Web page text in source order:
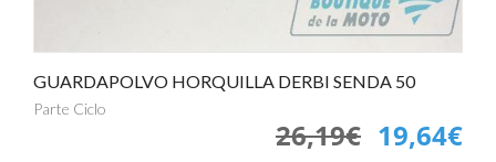
GUARDAPOLVO HORQUILLA DERBI SENDA 50
Parte Ciclo
19,64€
26,19€